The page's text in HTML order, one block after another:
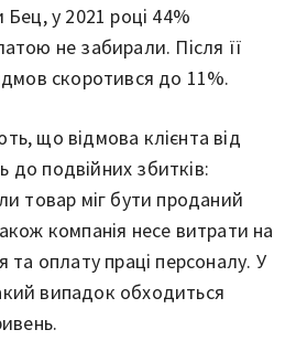
Бец, у 2021 році 44%
не забирали. Після її
скоротився до 11%.
що відмова клієнта від
до подвійних збитків:
товар міг бути проданий
компанія несе витрати на
та оплату праці персоналу. У
випадок обходиться